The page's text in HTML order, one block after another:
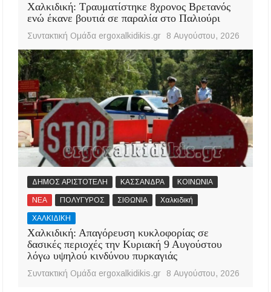
Χαλκιδική: Τραυματίστηκε 8χρονος Βρετανός
ενώ έκανε βουτιά σε παραλία στο Παλιούρι
Συντακτική Ομάδα ergoxalkidikis.gr 8 Αυγούστου, 2026
ΔΗΜΟΣ ΑΡΙΣΤΟΤΕΛΗ ΚΑΣΣΑΝΔΡΑ ΚΟΙΝΩΝΙΑ
ΝΕΑ ΠΟΛΥΓΥΡΟΣ ΣΙΘΩΝΙΑ Χαλκιδική
ΧΑΛΚΙΔΙΚΗ
Χαλκιδική: Απαγόρευση κυκλοφορίας σε
δασικές περιοχές την Κυριακή 9 Αυγούστου
λόγω υψηλού κινδύνου πυρκαγιάς
Συντακτική Ομάδα ergoxalkidikis.gr 8 Αυγούστου, 2026